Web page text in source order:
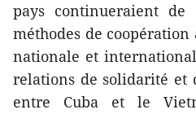
pays continueraient
méthodes de
nationale et
relations de solidarité et
entre Cuba et le